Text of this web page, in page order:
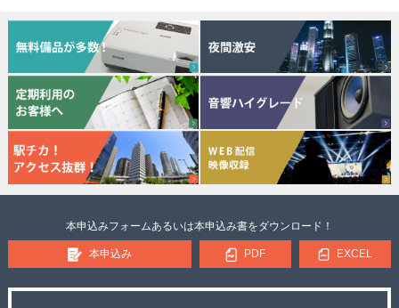
本申込みフォームあるいは本申込み書をダウンロード！
本申込み PDF EXCEL